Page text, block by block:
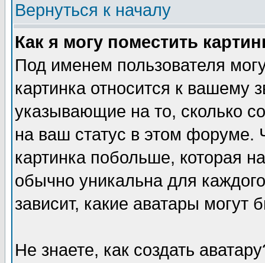
Вернуться к началу
Как я могу поместить
Под именем пользователя
картинка относится к вашему
указывающие на то, сколько
на ваш статус в этом форуме.
картинка побольше, которая
обычно уникальна для
зависит, какие аватары могут
Не знаете, как создать